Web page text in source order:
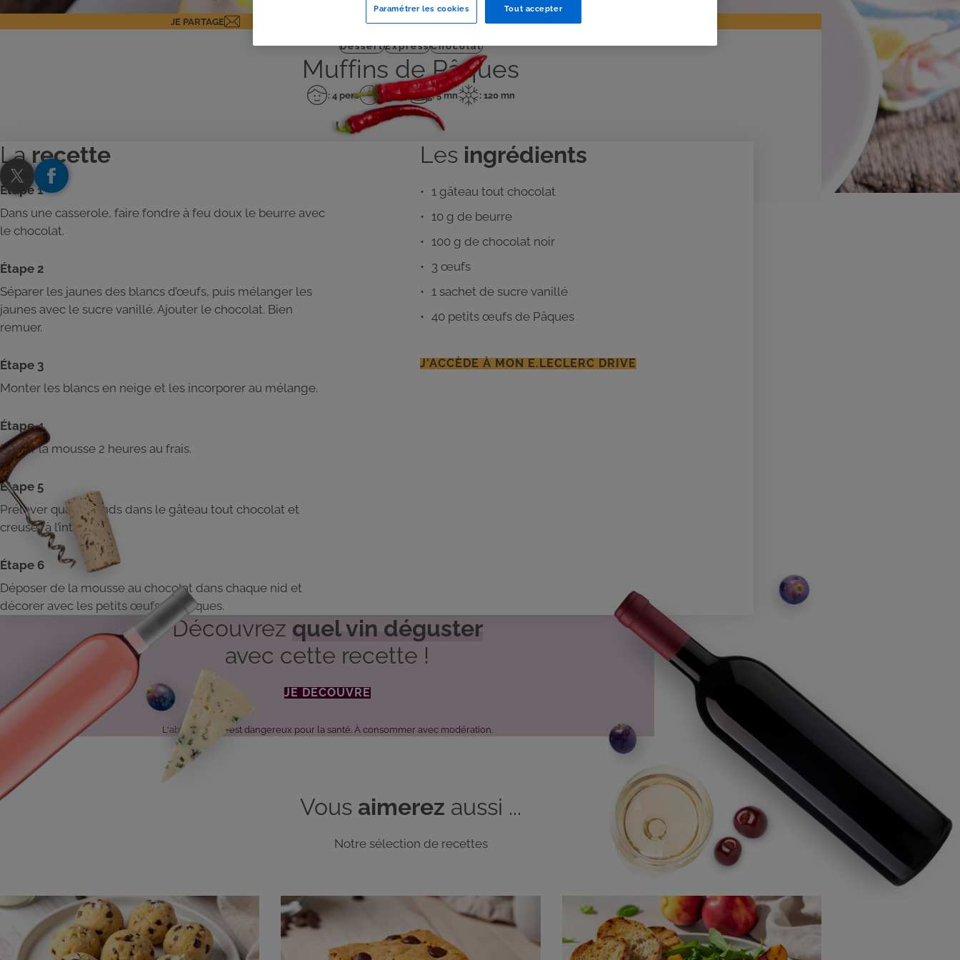
JE PARTAGE
DessertExpressChocolat
Muffins de Pâques
Nombre
personnes
: 4 pers
Temps
de
préparation
: 10 mn
Temps
de
cuisson
: 5 mn
Temps
: 120 mn
Larecette
Étape 1
Dans une casserole, faire fondre à feu doux le beurre avec
le chocolat.
Étape 2
Séparer les jaunes des blancs d’œufs, puis mélanger les
jaunes avec le sucre vanillé. Ajouter le chocolat. Bien
remuer.
Étape 3
Monter les blancs en neige et les incorporer au mélange.
Étape 4
Placer la mousse 2 heures au frais.
Étape 5
Prélever quatre ronds dans le gâteau tout chocolat et
creuser à l’intérieur.
Étape 6
Déposer de la mousse au chocolat dans chaque nid et
décorer avec les petits œufs de Pâques.
Les ingrédients
1 gâteau tout chocolat
10 g de beurre
100 g de chocolat noir
3 œufs
1 sachet de sucre vanillé
40 petits œufs de Pâques
J'ACCÈDE À MON E.LECLERC DRIVE
Découvrez quel vin déguster
avec cette recette !
JE DÉCOUVRE
L'abus d'alcool est dangereux pour la santé. À consommer avec modération.
Vous aimerez aussi ...
Notre sélection de recettes
Tout accepter
Paramétrer les cookies